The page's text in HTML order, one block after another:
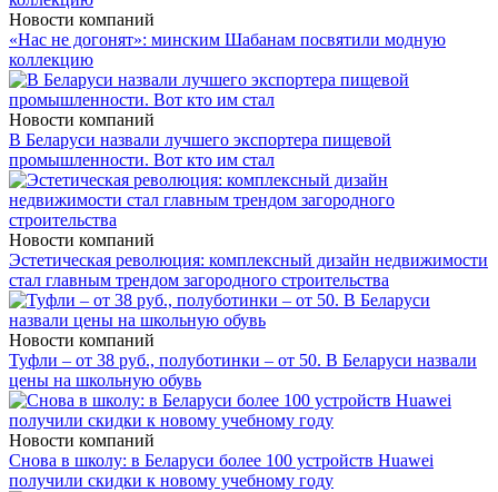
Новости компаний
«Нас не догонят»: минским Шабанам посвятили модную
коллекцию
Новости компаний
В Беларуси назвали лучшего экспортера пищевой
промышленности. Вот кто им стал
Новости компаний
Эстетическая революция: комплексный дизайн недвижимости
стал главным трендом загородного строительства
Новости компаний
Туфли – от 38 руб., полуботинки – от 50. В Беларуси назвали
цены на школьную обувь
Новости компаний
Снова в школу: в Беларуси более 100 устройств Huawei
получили скидки к новому учебному году